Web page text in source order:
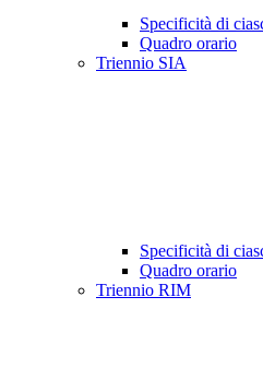
Specificità di
Quadro orario
Triennio SIA
Specificità di
Quadro orario
Triennio RIM